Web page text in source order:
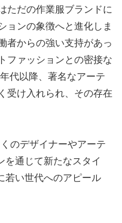
ただの作業服ブランドに
ョンの象徴へと進化しま
者からの強い支持があっ
ファッションとの密接な
代以降、著名なアーテ
受け入れられ、その存在
のデザイナーやアーテ
を通じて新たなスタイ
若い世代へのアピール